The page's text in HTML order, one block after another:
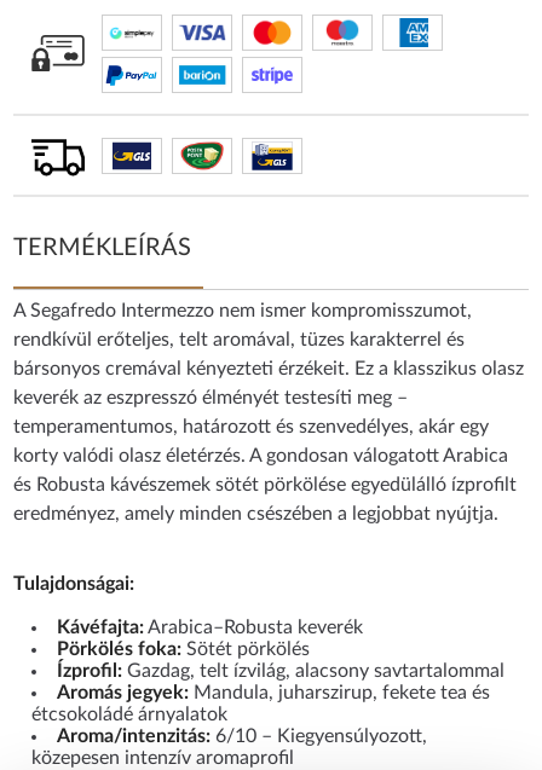
TERMÉKLEÍRÁS
A Segafredo Intermezzo nem ismer kompromisszumot,
rendkívül erőteljes, telt aromával, tüzes karakterrel és
bársonyos cremával kényezteti érzékeit. Ez a klasszikus olasz
keverék az eszpresszó élményét testesíti meg –
temperamentumos, határozott és szenvedélyes, akár egy
korty valódi olasz életérzés. A gondosan válogatott Arabica
és Robusta kávészemek sötét pörkölése egyedülálló ízprofilt
eredményez, amely minden csészében a legjobbat nyújtja.
Tulajdonságai:
Kávéfajta:Arabica–Robusta keverék
Pörkölés foka: Sötét pörkölés
Ízprofil: Gazdag, telt ízvilág, alacsony savtartalommal
Aromás jegyek: Mandula, juharszirup, fekete tea és
étcsokoládé árnyalatok
Aroma/intenzitás: 6/10 – Kiegyensúlyozott,
közepesen intenzív aromaprofil